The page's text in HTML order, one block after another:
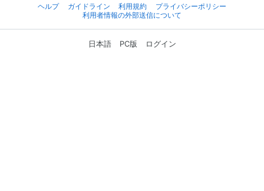
ヘルプ
ガイドライン 利用規約
プライバシーポリシー
利用者情報の外部送信について
日本語 PC版 ログイン